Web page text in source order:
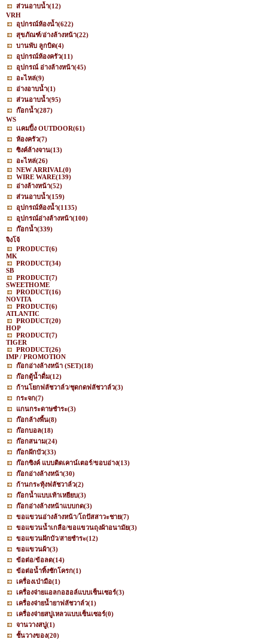
ส่วนอาบน้ำ(12)
VRH
อุปกรณ์ห้องน้ำ(622)
สุขภัณฑ์/อ่างล้างหน้า(22)
บานพับ ลูกบิด(4)
อุปกรณ์ห้องครัว(11)
อุปกรณ์ อ่างล้างหน้า(45)
อะไหล่(9)
อ่างอาบน้ำ(1)
ส่วนอาบน้ำ(95)
ก๊อกน้ำ(287)
WS
เเคมปิ้ง OUTDOOR(61)
ห้องครัว(7)
ซิงค์ล้างจาน(13)
อะไหล่(26)
NEW ARRIVAL(0)
WIRE WARE(139)
อ่างล้างหน้า(52)
ส่วนอาบน้ำ(159)
อุปกรณ์ห้องน้ำ(1135)
อุปกรณ์อ่างล้างหน้า(100)
ก๊อกน้ำ(339)
จิงโจ้
PRODUCT(6)
MK
PRODUCT(34)
SB
PRODUCT(7)
SWEETHOME
PRODUCT(16)
NOVITA
PRODUCT(6)
ATLANTIC
PRODUCT(20)
HOP
PRODUCT(7)
TIGER
PRODUCT(26)
IMP / PROMOTION
ก๊อกอ่างล้างหน้า (SET)(18)
ก๊อกตู้น้ำดื่ม(12)
ก้านโยกฟลัชวาล์ว/ชุดกดฟลัชวาล์ว(3)
กระจก(7)
แกนกระดาษชำระ(3)
ก๊อกล้างพื้น(8)
ก๊อกบอล(18)
ก๊อกสนาม(24)
ก๊อกฝักบัว(33)
ก๊อกซิงค์ แบบติดเคาน์เตอร์/ขอบอ่าง(13)
ก๊อกอ่างล้างหน้า(30)
ก้านกระทุ้งฟลัชวาล์ว(2)
ก๊อกน้ำแบบเท้าเหยียบ(3)
ก๊อกอ่างล้างหน้าแบบกด(3)
ขอแขวนอ่างล้างหน้า/โถปัสสาวะชาย(7)
ขอแขวนน้ำเกลือ/ขอแขวนถุงผ้าอนามัย(3)
ขอแขวนฝักบัว/สายชำระ(12)
ขอแขวนผ้า(3)
ข้อต่อ/ข้อลด(14)
ข้อต่อน้ำทิ้งชักโครก(1)
เครื่องเป่ามือ(1)
เครื่องจ่ายแอลกอฮอล์แบบเซ็นเซอร์(3)
เครื่องจ่ายน้ำยาฟลัชวาล์ว(1)
เครื่องจ่ายสบู่เหลวแบบเซ็นเซอร์(0)
จานวางสบู่(1)
ชั้นวางของ(20)